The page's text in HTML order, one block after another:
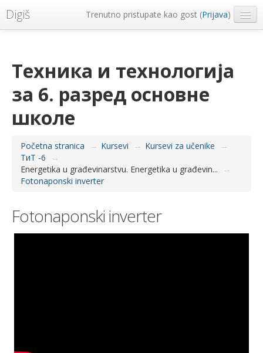
Digiš Trenutno pristupate kao gost (Prijava)
Техника и технологија
за 6. разред основне
школе
Početna stranica → Kursevi → Kursevi za učenike
→
ТиТ -6
→
Energetika u građevinarstvu. Energetika u građevin...
→
Fotonaponski inverter
Fotonaponski inverter